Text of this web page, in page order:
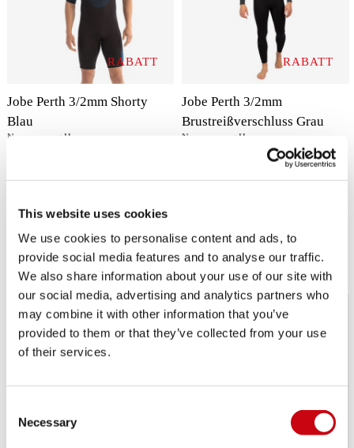
This website uses cookies
We use cookies to personalise content and ads, to
provide social media features and to analyse our traffic.
We also share information about your use of our site with
our social media, advertising and analytics partners who
may combine it with other information that you’ve
provided to them or that they’ve collected from your use
of their services.
Selection
Necessary
RABATT
Jobe Perth 3/2mm Shorty
Blau
Neoprenanzug Herren
RABATT
Jobe Perth 3/2mm
Brustreißverschluss Grau
Neoprenanzug Herren
RABATT